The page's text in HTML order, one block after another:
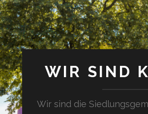
WIR SIND
Wir sind die